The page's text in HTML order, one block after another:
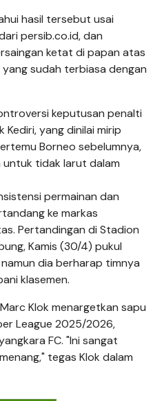
hasil tersebut usai
persib.co.id, dan
ketat di papan atas
sudah terbiasa dengan
keputusan penalti
Kediri, yang dinilai mirip
Borneo sebelumnya,
untuk tidak larut dalam
permainan dan
ke markas
Pertandingan di Stadion
Kamis (30/4) pukul
dia berharap timnya
klasemen.
Klok menargetkan sapu
League 2025/2026,
FC. "Ini sangat
tegas Klok dalam